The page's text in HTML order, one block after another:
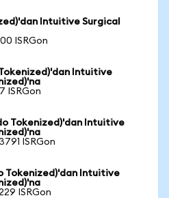
Intuitive Surgical
ISRGon
Intuitive
ISRGon
Tokenized)'dan Intuitive
ISRGon
Tokenized)'dan Intuitive
ISRGon